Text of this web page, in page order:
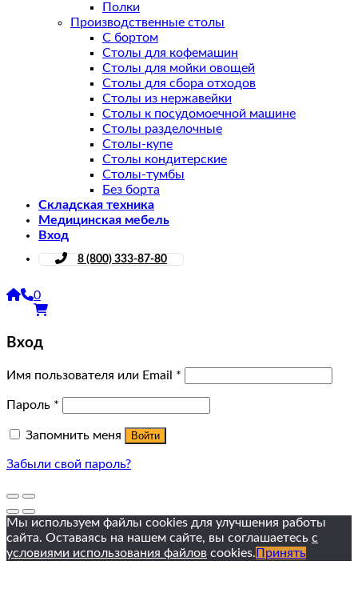
Полки
Производственные столы
С бортом
Столы для кофемашин
Столы для мойки овощей
Столы для сбора отходов
Столы из нержавейки
Столы к посудомоечной машине
Столы разделочные
Столы-купе
Столы кондитерские
Столы-тумбы
Без борта
Складская техника
Медицинская мебель
Вход
8 (800) 333-87-80
0
Вход
Имя пользователя или Email *
Пароль *
Запомнить меня Войти
Забыли свой пароль?
Мы используем файлы cookies для улучшения работы
сайта. Оставаясь на нашем сайте, вы соглашаетесь с
условиями использования файлов cookies. Принять